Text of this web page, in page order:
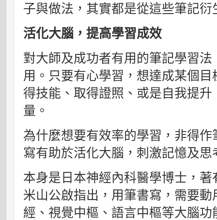
子與做法，其實都是從這些筆記衍
活化大腦，提高學習成效
對大師及成功者有用的筆記學習
用。只要有心學習，想達成某個
得技能、取得證照、或是自我提
量。
為什麼想要有效率的學習，非得
寫有助於活化大腦，刺激記憶及
本身是日本神經內科醫學博士，
米山公啟指出，用筆書寫，需要
經、視覺中樞、語言中樞等大腦